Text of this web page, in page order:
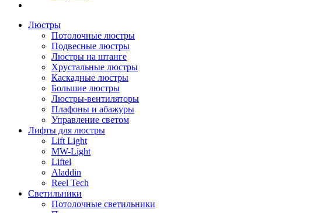
Люстры
Потолочные люстры
Подвесные люстры
Люстры на штанге
Хрустальные люстры
Каскадные люстры
Большие люстры
Люстры-вентиляторы
Плафоны и абажуры
Управление светом
Лифты для люстры
Lift Light
MW-Light
Liftel
Aladdin
Reel Tech
Светильники
Потолочные светильники